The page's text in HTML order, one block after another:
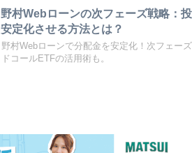
野村Webローンの次フェーズ戦略：
安定化させる方法とは？
野村Webローンで分配金を安定化！次フェー
ドコールETFの活用術も。